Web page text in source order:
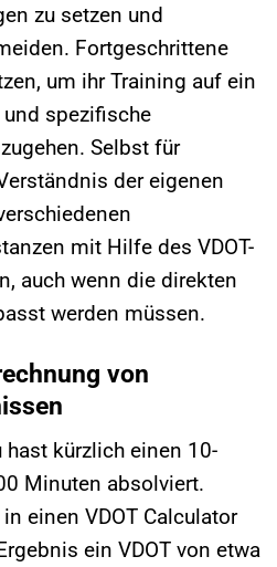
zu setzen und
Fortgeschrittene
um ihr Training auf ein
und spezifische
Selbst für
der eigenen
mit Hilfe des VDOT-
auch wenn die direkten
werden müssen.
von
hast kürzlich einen 10-
Minuten absolviert.
einen VDOT Calculator
ein VDOT von etwa